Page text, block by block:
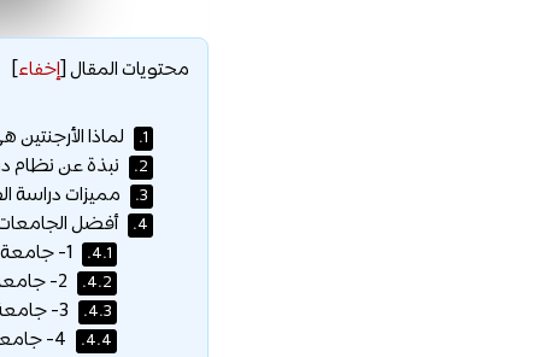
محتويات المقال[إخفاء]
1. لماذا
2. نبذة عن نظام
3. مميزات دراسة
4. أفضل
4.1.
4.2.
4.3.
4.4.